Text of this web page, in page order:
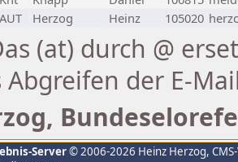
AUT Herzog Heinz 105020
(at) durch @
der E-
Server© 2006-2026 Heinz Herzog,